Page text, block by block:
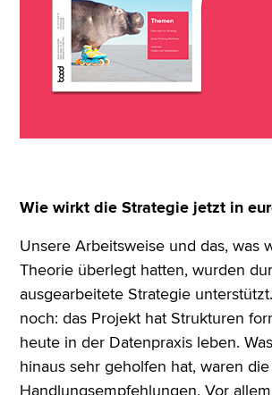
Wie wirkt die Strategie jetzt in
Unsere Arbeitsweise und das, was
Theorie überlegt hatten, wurden
ausgearbeitete Strategie
noch: das Projekt hat Strukturen
heute in der Datenpraxis leben.
hinaus sehr geholfen hat, waren die
Handlungsempfehlungen. Vor